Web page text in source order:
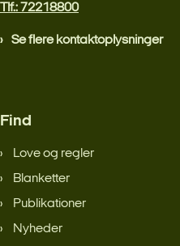
Tlf.: 72218800
Se flere kontaktoplysninger
Find
Love og regler
Blanketter
Publikationer
Nyheder